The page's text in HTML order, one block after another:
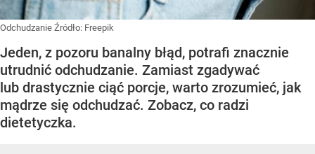
Odchudzanie Źródło: Freepik
Jeden, z pozoru banalny błąd, potrafi znacznie
utrudnić odchudzanie. Zamiast zgadywać
lub drastycznie ciąć porcje, warto zrozumieć, jak
mądrze się odchudzać. Zobacz, co radzi
dietetyczka.